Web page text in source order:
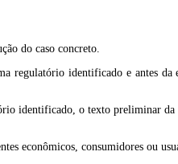
do caso concreto.
regulatório identificado e antes da
identificado, o texto preliminar
econômicos, consumidores ou